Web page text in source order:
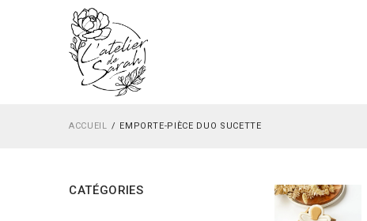
ACCUEIL EMPORTE-PIÈCE DUO SUCETTE
CATÉGORIES